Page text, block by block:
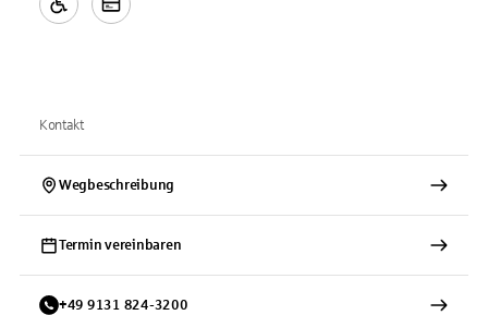
Kontakt
Wegbeschreibung
Termin vereinbaren
+49 9131 824-3200